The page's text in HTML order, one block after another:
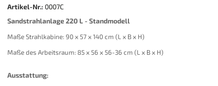
Artikel-Nr.: 0007C
Sandstrahlanlage 220 L - Standmodell
Maße Strahlkabine: 90 x 57 x 140 cm (L x B x H)
Maße des Arbeitsraum: 85 x 56 x 56-36 cm (L x B x H)
Ausstattung: